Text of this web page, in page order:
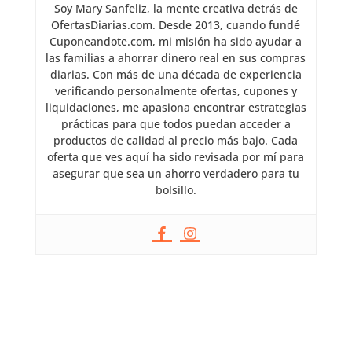
Soy Mary Sanfeliz, la mente creativa detrás de
OfertasDiarias.com. Desde 2013, cuando fundé
Cuponeandote.com, mi misión ha sido ayudar a
las familias a ahorrar dinero real en sus compras
diarias. Con más de una década de experiencia
verificando personalmente ofertas, cupones y
liquidaciones, me apasiona encontrar estrategias
prácticas para que todos puedan acceder a
productos de calidad al precio más bajo. Cada
oferta que ves aquí ha sido revisada por mí para
asegurar que sea un ahorro verdadero para tu
bolsillo.